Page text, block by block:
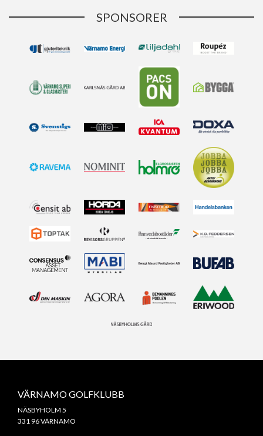
SPONSORER
VÄRNAMO GOLFKLUBB
NÄSBYHOLM 5
331 96 VÄRNAMO